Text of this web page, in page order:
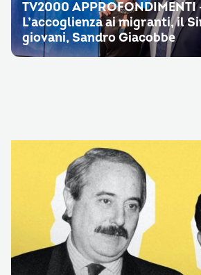
TV2000 APPROFONDIMENTI
L’accoglienza ai migranti, il
giovani, Sandro Giacobbe